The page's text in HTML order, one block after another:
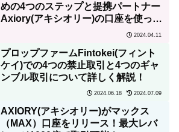
めの4つのステップと提携パートナー
Axiory(アキシオリー)の口座を使って
ログインする方法をわかりやすく解
2024.04.11
プロップファームFintokei(フィント
ケイ)での4つの禁止取引と4つのギャ
ンブル取引について詳しく解説！
2024.06.18 2024.07.09
AXIORY(アキシオリー)がマックス
（MAX）口座をリリース！最大レバ